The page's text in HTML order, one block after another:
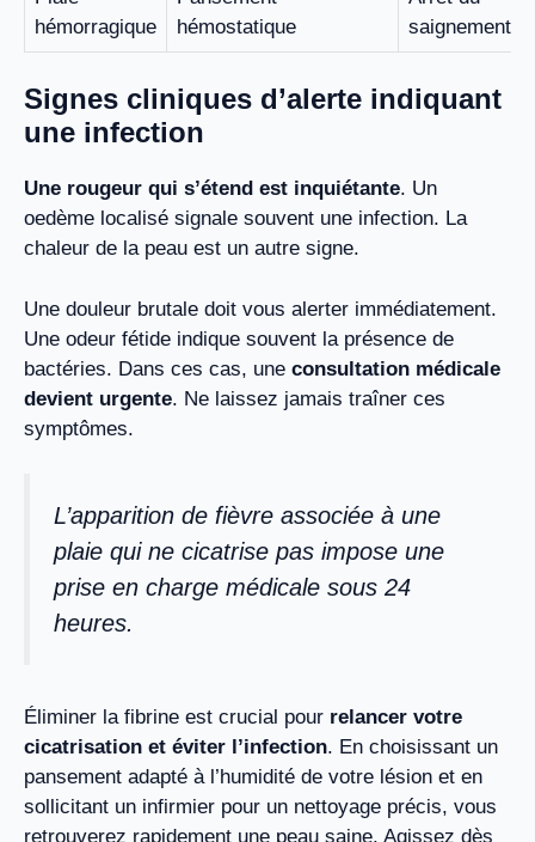
hémorragique
hémostatique
saignement
Signes cliniques d’alerte indiquant
une infection
Une rougeur qui s’étend est inquiétante. Un
oedème localisé signale souvent une infection. La
chaleur de la peau est un autre signe.
Une douleur brutale doit vous alerter immédiatement.
Une odeur fétide indique souvent la présence de
bactéries. Dans ces cas, une consultation médicale
devient urgente. Ne laissez jamais traîner ces
symptômes.
L’apparition de fièvre associée à une
plaie qui ne cicatrise pas impose une
prise en charge médicale sous 24
heures.
Éliminer la fibrine est crucial pour relancer votre
cicatrisation et éviter l’infection. En choisissant un
pansement adapté à l’humidité de votre lésion et en
sollicitant un infirmier pour un nettoyage précis, vous
retrouverez rapidement une peau saine. Agissez dès